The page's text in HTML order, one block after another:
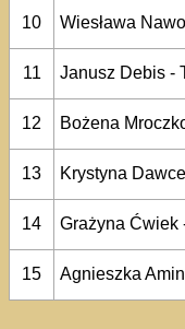
10
Wiesława
11
Janusz Debis -
12
Bożena
13
Krystyna
14
Grażyna Ćwiek
15
Agnieszka